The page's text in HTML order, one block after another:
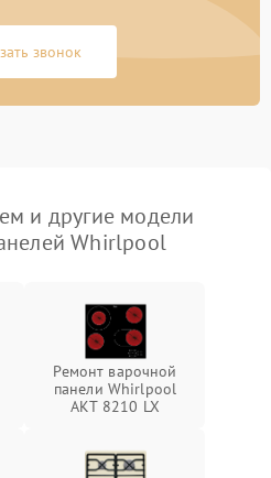
звонок
и другие модели
Whirlpool
Ремонт варочной
панели Whirlpool
AKT 8210 LX